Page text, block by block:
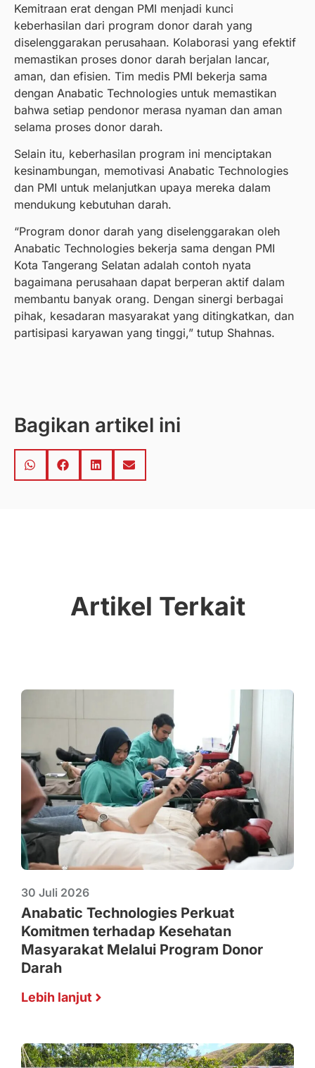
Kemitraan erat dengan PMI menjadi kunci
keberhasilan dari program donor darah yang
diselenggarakan perusahaan. Kolaborasi yang efektif
memastikan proses donor darah berjalan lancar,
aman, dan efisien. Tim medis PMI bekerja sama
dengan Anabatic Technologies untuk memastikan
bahwa setiap pendonor merasa nyaman dan aman
selama proses donor darah.
Selain itu, keberhasilan program ini menciptakan
kesinambungan, memotivasi Anabatic Technologies
dan PMI untuk melanjutkan upaya mereka dalam
mendukung kebutuhan darah.
“Program donor darah yang diselenggarakan oleh
Anabatic Technologies bekerja sama dengan PMI
Kota Tangerang Selatan adalah contoh nyata
bagaimana perusahaan dapat berperan aktif dalam
membantu banyak orang. Dengan sinergi berbagai
pihak, kesadaran masyarakat yang ditingkatkan, dan
partisipasi karyawan yang tinggi,” tutup Shahnas.
Bagikan artikel ini
Artikel Terkait
30 Juli 2026
Anabatic Technologies Perkuat
Komitmen terhadap Kesehatan
Masyarakat Melalui Program Donor
Darah
Lebih lanjut